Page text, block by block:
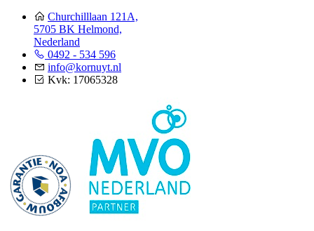
Churchilllaan 121A,
5705 BK Helmond,
Nederland
0492 - 534 596
info@kornuyt.nl
Kvk: 17065328